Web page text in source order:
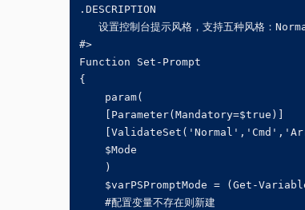
.DESCRIPTION
设置控制台提示风格，支持五种风格：
#>
Function Set-Prompt
{
    param(
    [Parameter(Mandatory=$true)]
    $Mode
    )
$varPSPromptMode = (Get-
    #配置变量不存在则新建